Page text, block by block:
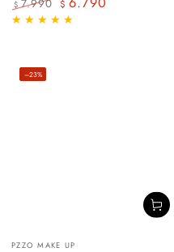
Precio
$ 7.990
Precio
$
Vendedor:
PZZO MAKE UP
–23%